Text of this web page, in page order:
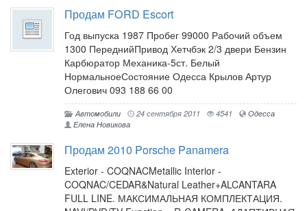
Продам FORD Escort
Год выпуска 1987 Пробег 99000 Рабочий объем
1300 ПереднийПривод Хетчбэк 2/3 двери Бензин
Карбюратор Механика-5ст. Белый
НормальноеСостояние Одесса Крылов Артур
Олегович 093 188 66 00
Автомобили 24 сентября 2011 4541
Одесса
Елена Новикова
Продам 2010 Porsche Panamera
Exterior - COQNACMetallic Interior -
COQNAC/CEDAR&Natural Leather+ALCANTARA
FULL LINE. МАКСИМАЛЬНАЯ КОМПЛЕКТАЦИЯ.